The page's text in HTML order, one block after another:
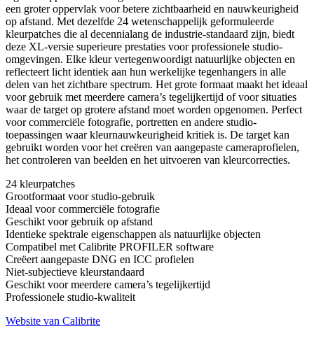
een groter oppervlak voor betere zichtbaarheid en nauwkeurigheid
op afstand. Met dezelfde 24 wetenschappelijk geformuleerde
kleurpatches die al decennialang de industrie-standaard zijn, biedt
deze XL-versie superieure prestaties voor professionele studio-
omgevingen. Elke kleur vertegenwoordigt natuurlijke objecten en
reflecteert licht identiek aan hun werkelijke tegenhangers in alle
delen van het zichtbare spectrum. Het grote formaat maakt het ideaal
voor gebruik met meerdere camera’s tegelijkertijd of voor situaties
waar de target op grotere afstand moet worden opgenomen. Perfect
voor commerciële fotografie, portretten en andere studio-
toepassingen waar kleurnauwkeurigheid kritiek is. De target kan
gebruikt worden voor het creëren van aangepaste cameraprofielen,
het controleren van beelden en het uitvoeren van kleurcorrecties.
24 kleurpatches
Grootformaat voor studio-gebruik
Ideaal voor commerciële fotografie
Geschikt voor gebruik op afstand
Identieke spektrale eigenschappen als natuurlijke objecten
Compatibel met Calibrite PROFILER software
Creëert aangepaste DNG en ICC profielen
Niet-subjectieve kleurstandaard
Geschikt voor meerdere camera’s tegelijkertijd
Professionele studio-kwaliteit
Website van Calibrite